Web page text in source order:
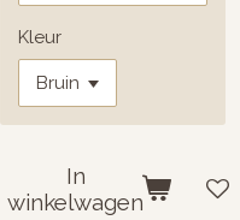
Kleur
In
winkelwagen